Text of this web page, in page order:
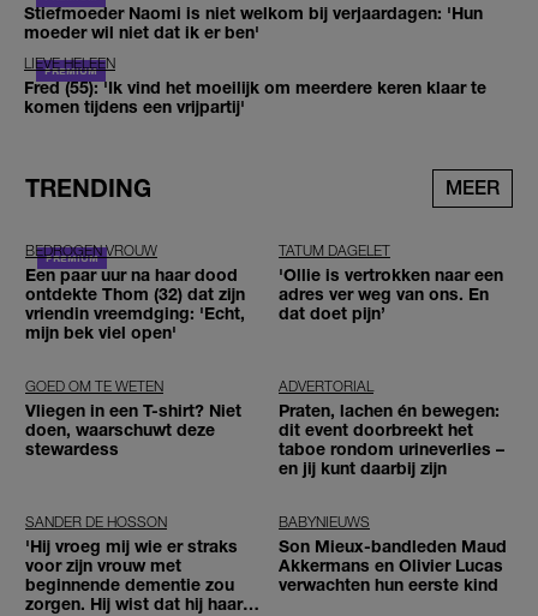
Stiefmoeder Naomi is niet welkom bij verjaardagen: 'Hun
moeder wil niet dat ik er ben'
LIEVE HELEEN
Fred (55): 'Ik vind het moeilijk om meerdere keren klaar te
komen tijdens een vrijpartij'
TRENDING MEER
BEDROGEN VROUW
Een paar uur na haar dood
ontdekte Thom (32) dat zijn
vriendin vreemdging: 'Echt,
mijn bek viel open'
TATUM DAGELET
'Ollie is vertrokken naar een
adres ver weg van ons. En
dat doet pijn’
GOED OM TE WETEN
Vliegen in een T-shirt? Niet
doen, waarschuwt deze
stewardess
ADVERTORIAL
Praten, lachen én bewegen:
dit event doorbreekt het
taboe rondom urineverlies –
en jij kunt daarbij zijn
SANDER DE HOSSON
'Hij vroeg mij wie er straks
voor zijn vrouw met
beginnende dementie zou
zorgen. Hij wist dat hij haar
BABYNIEUWS
Son Mieux-bandleden Maud
Akkermans en Olivier Lucas
verwachten hun eerste kind